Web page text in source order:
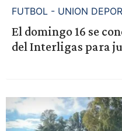
FUTBOL - UNION
El domingo 16 se
del Interligas para